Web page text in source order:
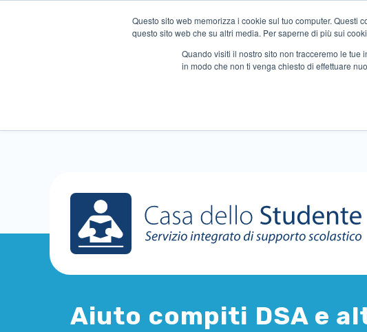
Questo sito web memorizza i cookie sul tuo computer.
questo sito web che su altri media. Per saperne di più sui
Quando visiti il ​​nostro sito non tracceremo le tue
in modo che non ti venga chiesto di effettuare
Aiuto compiti DSA e